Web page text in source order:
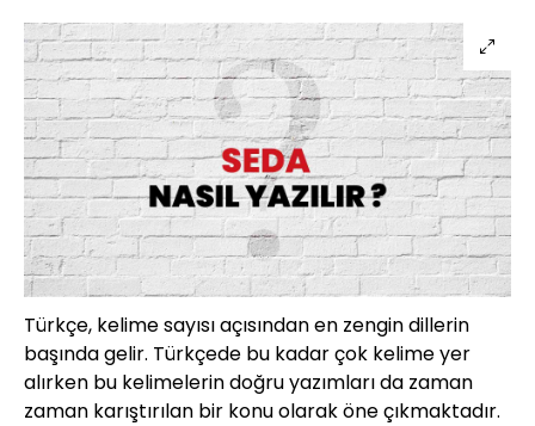
Türkçe, kelime sayısı açısından en zengin dillerin
başında gelir. Türkçede bu kadar çok kelime yer
alırken bu kelimelerin doğru yazımları da zaman
zaman karıştırılan bir konu olarak öne çıkmaktadır.